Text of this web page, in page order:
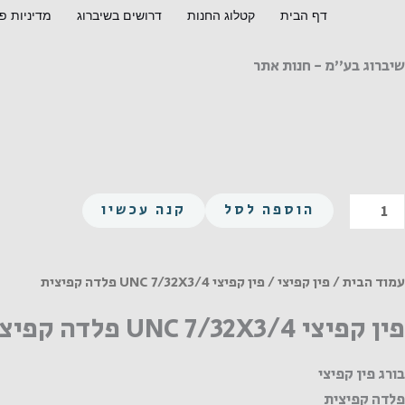
דף הבית קטלוג החנות דרושים בשיברוג מדיניות
שיברוג בע"מ - חנות אתר
כמות
של
קפיצי
7/32X3/4
קפיצית
הוספה לסל קנה עכשיו
עמוד הבית/פין קפיצי/ פין קפיצי UNC 7/32X3/4 פלדה קפיצית
פין קפיצי UNC 7/32X3/4 פלדה קפיצית
בורג פין קפיצי
פלדה קפיצית